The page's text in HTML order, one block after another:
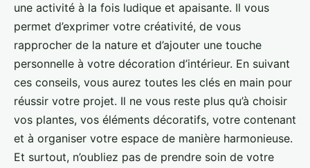
une activité à la fois ludique et apaisante. Il vous
permet d’exprimer votre créativité, de vous
rapprocher de la nature et d’ajouter une touche
personnelle à votre décoration d’intérieur. En suivant
ces conseils, vous aurez toutes les clés en main pour
réussir votre projet. Il ne vous reste plus qu’à choisir
vos plantes, vos éléments décoratifs, votre contenant
et à organiser votre espace de manière harmonieuse.
Et surtout, n’oubliez pas de prendre soin de votre